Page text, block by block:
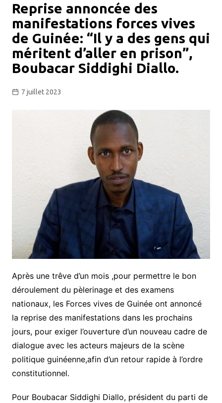
Reprise annoncée des
manifestations forces vives
de Guinée: “Il y a des gens qui
méritent d’aller en prison”,
Boubacar Siddighi Diallo.
7 juillet 2023
Après une trêve d’un mois ,pour permettre le bon
déroulement du pèlerinage et des examens
nationaux, les Forces vives de Guinée ont annoncé
la reprise des manifestations dans les prochains
jours, pour exiger l’ouverture d’un nouveau cadre de
dialogue avec les acteurs majeurs de la scène
politique guinéenne,afin d’un retour rapide à l’ordre
constitutionnel.
Pour Boubacar Siddighi Diallo, président du parti de